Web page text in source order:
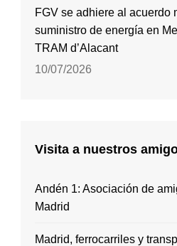
FGV se adhiere al acuerdo
suministro de energía en
TRAM d’Alacant
10/07/2026
Visita a nuestros
Andén 1: Asociación de
Madrid
Madrid, ferrocarriles y